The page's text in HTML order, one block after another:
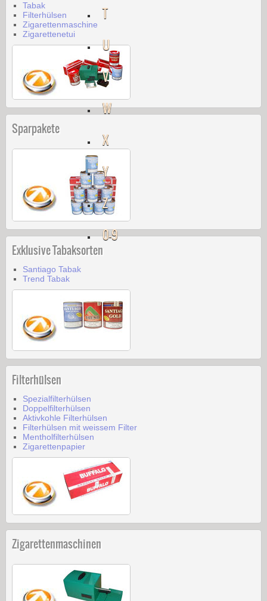
T
U
V
W
X
Y
Z
0-9
Tabak
Filterhülsen
Zigarettenmaschine
Zigarettenetui
Sparpakete
Exklusive Tabaksorten
Santiago Tabak
Trend Tabak
Filterhülsen
Spezialfilterhülsen
Doppelfilterhülsen
Aktivkohle Filterhülsen
Filterhülsen mit weissem Filter
Mentholfilterhülsen
Zigarettenpapier
Zigarettenmaschinen